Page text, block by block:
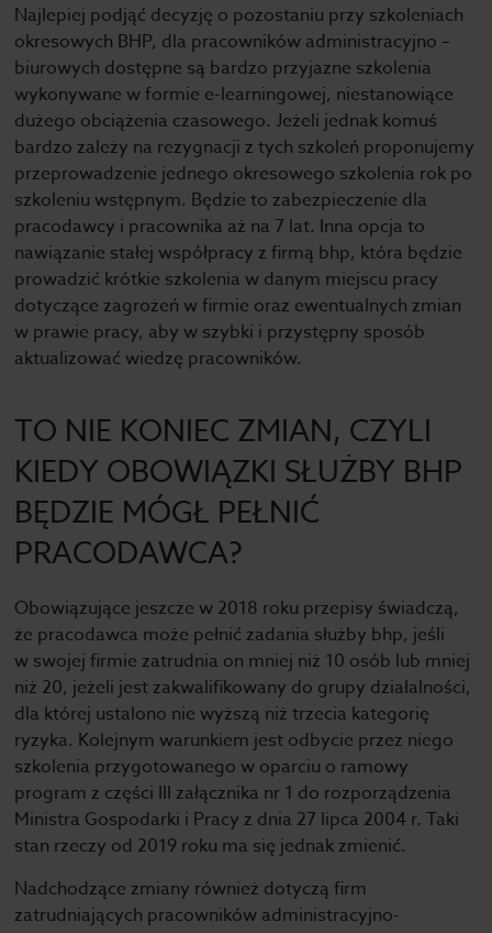
Najlepiej podjąć decyzję o pozostaniu przy szkoleniach
okresowych BHP, dla pracowników administracyjno –
biurowych dostępne są bardzo przyjazne szkolenia
wykonywane w formie e-learningowej, niestanowiące
dużego obciążenia czasowego. Jeżeli jednak komuś
bardzo zależy na rezygnacji z tych szkoleń proponujemy
przeprowadzenie jednego okresowego szkolenia rok po
szkoleniu wstępnym. Będzie to zabezpieczenie dla
pracodawcy i pracownika aż na 7 lat. Inna opcja to
nawiązanie stałej współpracy z firmą bhp, która będzie
prowadzić krótkie szkolenia w danym miejscu pracy
dotyczące zagrożeń w firmie oraz ewentualnych zmian
w prawie pracy, aby w szybki i przystępny sposób
aktualizować wiedzę pracowników.
TO NIE KONIEC ZMIAN, CZYLI
KIEDY OBOWIĄZKI SŁUŻBY BHP
BĘDZIE MÓGŁ PEŁNIĆ
PRACODAWCA?
Obowiązujące jeszcze w 2018 roku przepisy świadczą,
że pracodawca może pełnić zadania służby bhp, jeśli
w swojej firmie zatrudnia on mniej niż 10 osób lub mniej
niż 20, jeżeli jest zakwalifikowany do grupy działalności,
dla której ustalono nie wyższą niż trzecia kategorię
ryzyka. Kolejnym warunkiem jest odbycie przez niego
szkolenia przygotowanego w oparciu o ramowy
program z części III załącznika nr 1 do rozporządzenia
Ministra Gospodarki i Pracy z dnia 27 lipca 2004 r. Taki
stan rzeczy od 2019 roku ma się jednak zmienić.
Nadchodzące zmiany również dotyczą firm
zatrudniających pracowników administracyjno-